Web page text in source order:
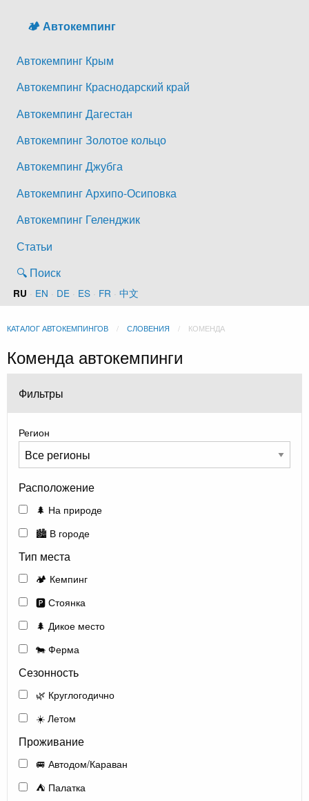
🏕️ Автокемпинг
Автокемпинг Крым
Автокемпинг Краснодарский край
Автокемпинг Дагестан
Автокемпинг Золотое кольцо
Автокемпинг Джубга
Автокемпинг Архипо-Осиповка
Автокемпинг Геленджик
Статьи
🔍 Поиск
RU · EN · DE · ES · FR · 中文
КАТАЛОГ АВТОКЕМПИНГОВ СЛОВЕНИЯ КОМЕНДА
Коменда автокемпинги
Фильтры
Регион
Расположение
🌲 На природе
🏙️ В городе
Тип места
🏕️ Кемпинг
🅿️ Стоянка
🌲 Дикое место
🐄 Ферма
Сезонность
🌿 Круглогодично
☀️ Летом
Проживание
🚐 Автодом/Караван
⛺ Палатка